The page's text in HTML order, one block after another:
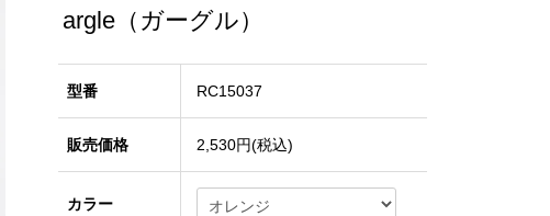
argle（ガーグル）
型番 RC15037
販売価格 2,530円(税込)
カラー